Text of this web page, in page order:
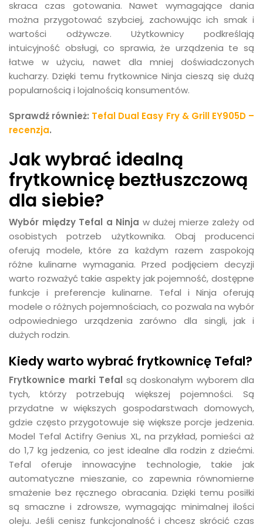
skraca czas gotowania. Nawet wymagające dania
można przygotować szybciej, zachowując ich smak i
wartości odżywcze. Użytkownicy podkreślają
intuicyjność obsługi, co sprawia, że urządzenia te są
łatwe w użyciu, nawet dla mniej doświadczonych
kucharzy. Dzięki temu frytkownice Ninja cieszą się dużą
popularnością i lojalnością konsumentów.
Sprawdź również: Tefal Dual Easy Fry & Grill EY905D –
recenzja.
Jak wybrać idealną
frytkownicę beztłuszczową
dla siebie?
Wybór między Tefal a Ninja w dużej mierze zależy od
osobistych potrzeb użytkownika. Obaj producenci
oferują modele, które za każdym razem zaspokoją
różne kulinarne wymagania. Przed podjęciem decyzji
warto rozważyć takie aspekty jak pojemność, dostępne
funkcje i preferencje kulinarne. Tefal i Ninja oferują
modele o różnych pojemnościach, co pozwala na wybór
odpowiedniego urządzenia zarówno dla singli, jak i
dużych rodzin.
Kiedy warto wybrać frytkownicę Tefal?
Frytkownice marki Tefal są doskonałym wyborem dla
tych, którzy potrzebują większej pojemności. Są
przydatne w większych gospodarstwach domowych,
gdzie często przygotowuje się większe porcje jedzenia.
Model Tefal Actifry Genius XL, na przykład, pomieści aż
do 1,7 kg jedzenia, co jest idealne dla rodzin z dziećmi.
Tefal oferuje innowacyjne technologie, takie jak
automatyczne mieszanie, co zapewnia równomierne
smażenie bez ręcznego obracania. Dzięki temu posiłki
są smaczne i zdrowsze, wymagając minimalnej ilości
oleju. Jeśli cenisz funkcjonalność i chcesz skrócić czas